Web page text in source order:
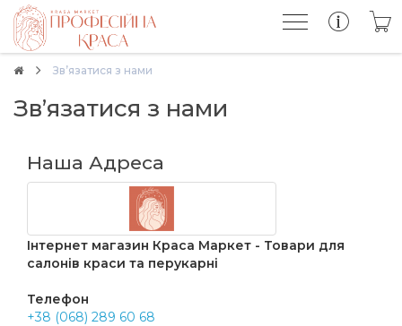
Зв’язатися з нами
Зв’язатися з нами
Наша Адреса
Інтернет магазин Краса Маркет - Товари для
салонів краси та перукарні
Телефон
+38 (068) 289 60 68